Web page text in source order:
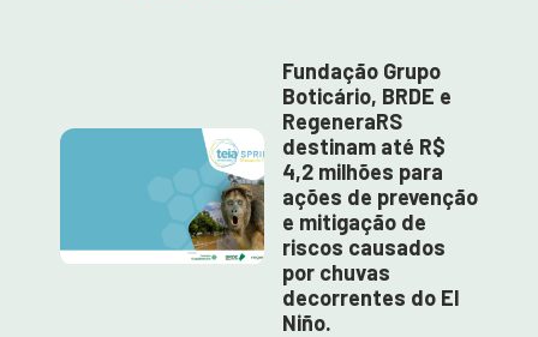
Fundação Grupo
Boticário, BRDE e
RegeneraRS
destinam até R$
4,2 milhões para
ações de prevenção
e mitigação de
riscos causados
por chuvas
decorrentes do El
Niño.